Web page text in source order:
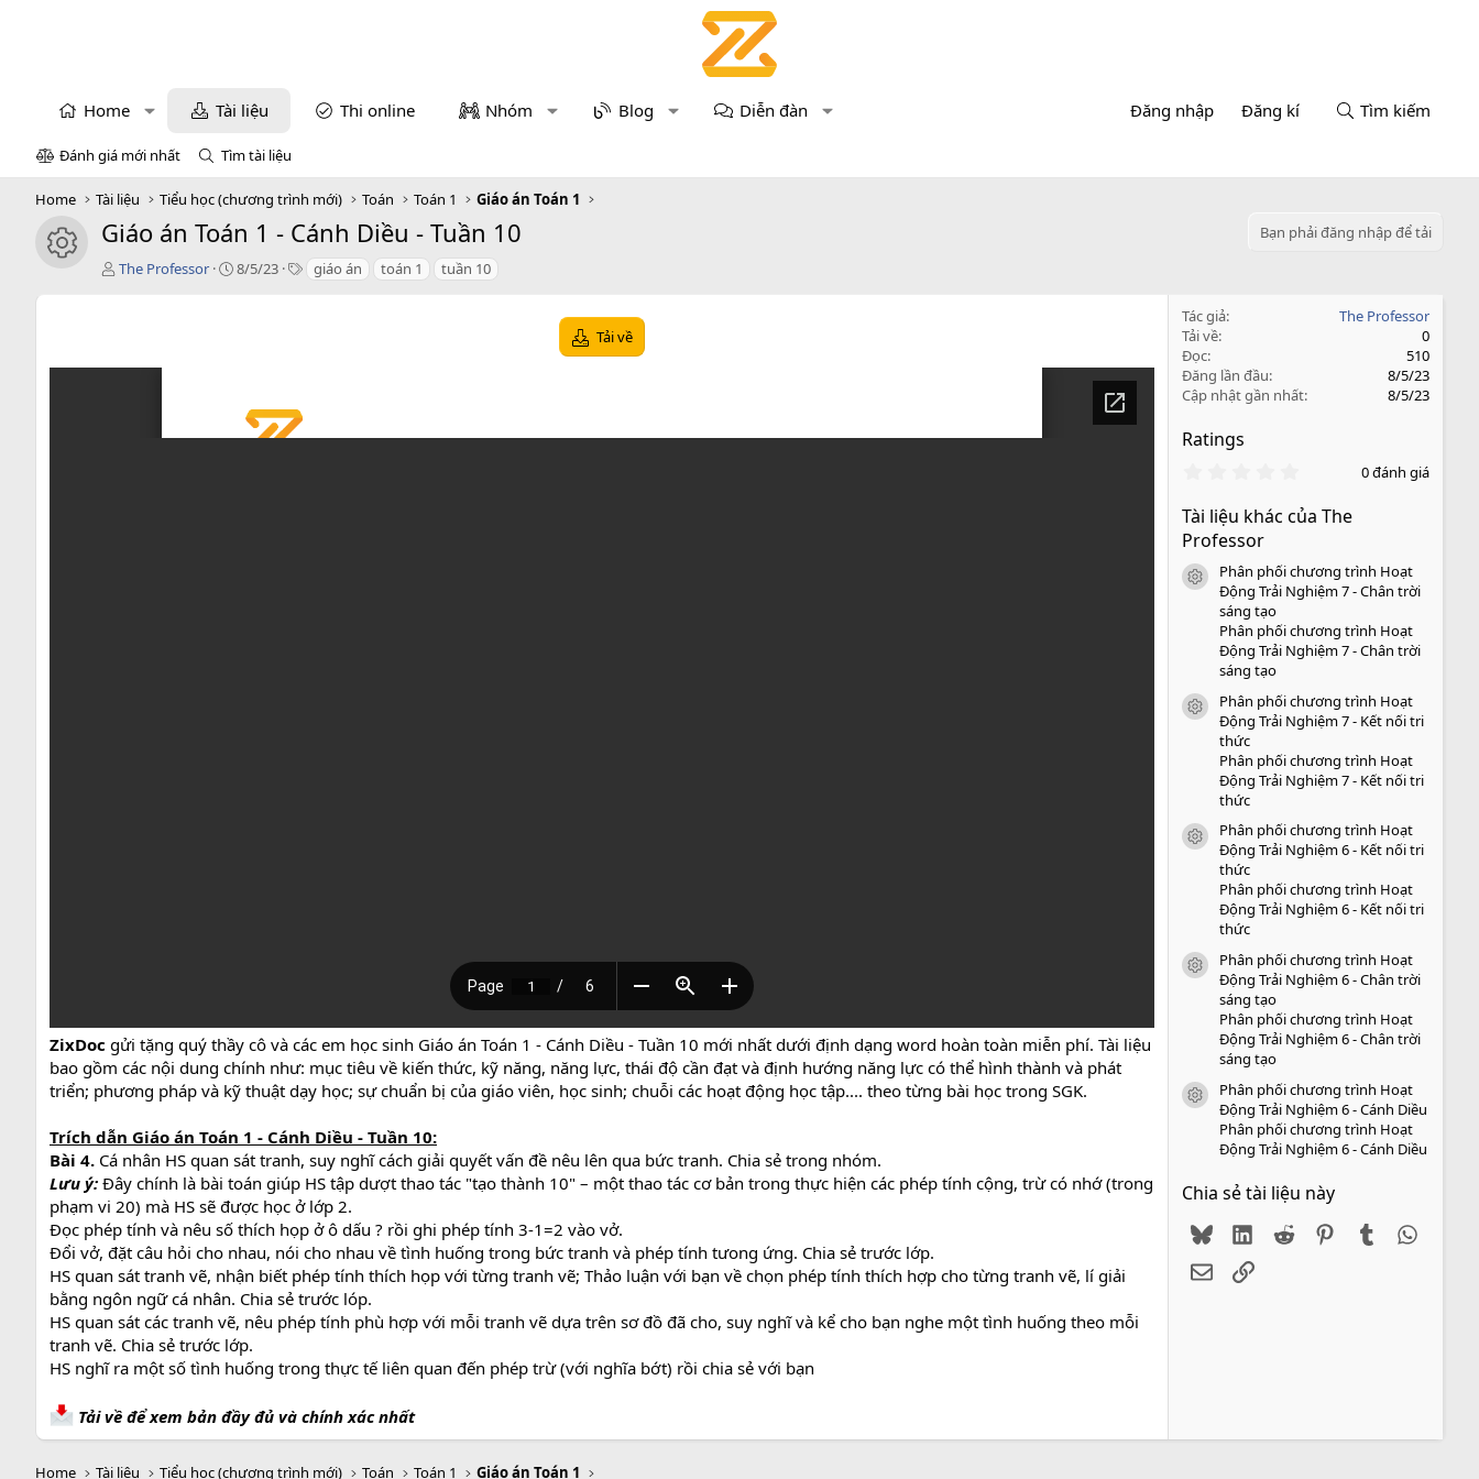
Home Tài liệu Thi online Nhóm Blog Diễn đàn Đăng nhập Đăng kí Tìm kiếm
Đánh giá mới nhất Tìm tài liệu
Home Tài liệu Tiểu học (chương trình mới) Toán Toán 1 Giáo án Toán 1
icon tài liệu
Giáo án Toán 1 - Cánh Diều - Tuần 10
Bạn phải đăng nhập để tải
T
ả
The Professor
C
8/5/23
T giáo án toán 1 tuần 10
Tải về
ZixDoc gửi tặng quý thầy cô và các em học sinh Giáo án Toán 1 - Cánh Diều - Tuần 10 mới nhất dưới định dạng word hoàn toàn miễn phí. Tài liệu
bao gồm các nội dung chính như: mục tiêu về kiến thức, kỹ năng, năng lực, thái độ cần đạt và định hướng năng lực có thể hình thành và phát
triển; phương pháp và kỹ thuật dạy học; sự chuẩn bị của giáo viên, học sinh; chuỗi các hoạt động học tập.... theo từng bài học trong SGK.
Trích dẫn Giáo án Toán 1 - Cánh Diều - Tuần 10:
Bài 4. Cá nhân HS quan sát tranh, suy nghĩ cách giải quyết vấn đề nêu lên qua bức tranh. Chia sẻ trong nhóm.
Lưu ý: Đây chính là bài toán giúp HS tập dượt thao tác "tạo thành 10" – một thao tác cơ bản trong thực hiện các phép tính cộng, trừ có nhớ (trong
phạm vi 20) mà HS sẽ được học ở lớp 2.
Đọc phép tính và nêu số thích họp ở ô dấu ? rồi ghi phép tính 3-1=2 vào vở.
Đổi vở, đặt câu hỏi cho nhau, nói cho nhau về tình huống trong bức tranh và phép tính tưong ứng. Chia sẻ trước lớp.
HS quan sát tranh vẽ, nhận biết phép tính thích họp với từng tranh vẽ; Thảo luận với bạn về chọn phép tính thích hợp cho từng tranh vẽ, lí giải
bằng ngôn ngữ cá nhân. Chia sẻ trước lóp.
HS quan sát các tranh vẽ, nêu phép tính phù hợp với mỗi tranh vẽ dựa trên sơ đồ đã cho, suy nghĩ và kể cho bạn nghe một tình huống theo mỗi
tranh vẽ. Chia sẻ trước lớp.
HS nghĩ ra một số tình huống trong thực tế liên quan đến phép trừ (với nghĩa bớt) rồi chia sẻ với bạn
Tải về để xem bản đầy đủ và chính xác nhất
Tác giả
The Professor
Tải về
0
Đọc
510
Đăng lần đầu
8/5/23
Cập nhật gần nhất
8/5/23
Ratings
0
0
o
0 đánh giá
Tài liệu khác của The
Professor
icon tài liệu
Phân phối chương trình Hoạt
Động Trải Nghiệm 7 - Chân trời
sáng tạo
Phân phối chương trình Hoạt
Động Trải Nghiệm 7 - Chân trời
sáng tạo
icon tài liệu
Phân phối chương trình Hoạt
Động Trải Nghiệm 7 - Kết nối tri
thức
Phân phối chương trình Hoạt
Động Trải Nghiệm 7 - Kết nối tri
thức
icon tài liệu
Phân phối chương trình Hoạt
Động Trải Nghiệm 6 - Kết nối tri
thức
Phân phối chương trình Hoạt
Động Trải Nghiệm 6 - Kết nối tri
thức
icon tài liệu
Phân phối chương trình Hoạt
Động Trải Nghiệm 6 - Chân trời
sáng tạo
Phân phối chương trình Hoạt
Động Trải Nghiệm 6 - Chân trời
sáng tạo
icon tài liệu
Phân phối chương trình Hoạt
Động Trải Nghiệm 6 - Cánh Diều
Phân phối chương trình Hoạt
Động Trải Nghiệm 6 - Cánh Diều
Chia sẻ tài liệu này
BlueskyLinkedIn
Reddit PinterestTumblr
EmailLink
Home Tài liệu Tiểu học (chương trình mới) Toán Toán 1 Giáo án Toán 1